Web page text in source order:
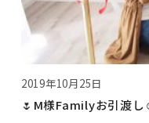
2019年10月25日
🌷M様Familyお引渡